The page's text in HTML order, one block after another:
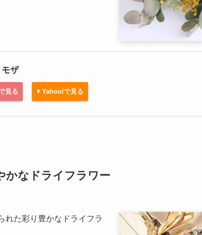
ザ
見る Yahoo!で見る
かなドライフラワー
れた彩り豊かなドライフラ